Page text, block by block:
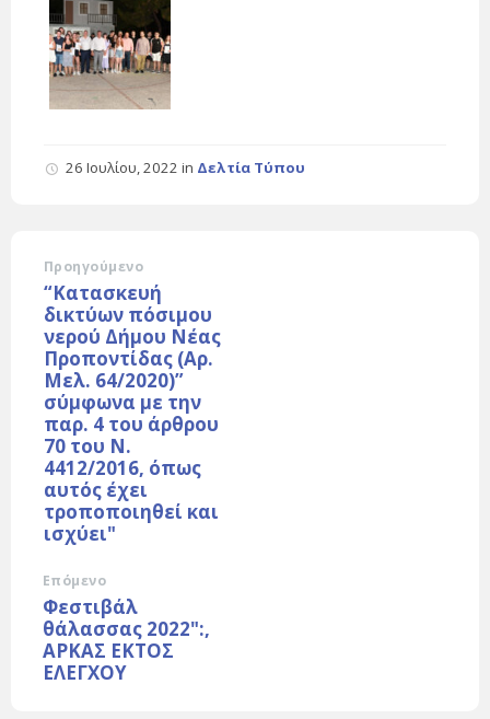
26 Ιουλίου, 2022 in Δελτία Τύπου
Προηγούμενο
“Κατασκευή
δικτύων πόσιμου
νερού Δήμου Νέας
Προποντίδας (Αρ.
Μελ. 64/2020)”
σύμφωνα με την
παρ. 4 του άρθρου
70 του Ν.
4412/2016, όπως
αυτός έχει
τροποποιηθεί και
ισχύει"
Επόμενο
Φεστιβάλ
θάλασσας 2022":,
ΑΡΚΑΣ ΕΚΤΟΣ
ΕΛΕΓΧΟΥ